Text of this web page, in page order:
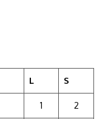
L S
1 2